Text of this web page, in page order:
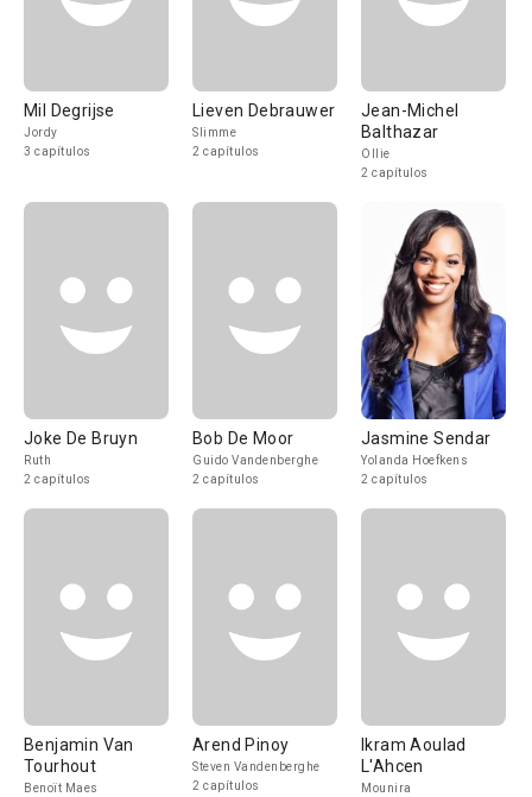
Mil Degrijse
Jordy
3 capítulos
Lieven Debrauwer
Slimme
2 capítulos
Jean-Michel
Balthazar
Ollie
2 capítulos
Joke De Bruyn
Ruth
2 capítulos
Bob De Moor
Guido Vandenberghe
2 capítulos
Jasmine Sendar
Yolanda Hoefkens
2 capítulos
Benjamin Van
Tourhout
Benoït Maes
Arend Pinoy
Steven Vandenberghe
2 capítulos
Ikram Aoulad
L'Ahcen
Mounira